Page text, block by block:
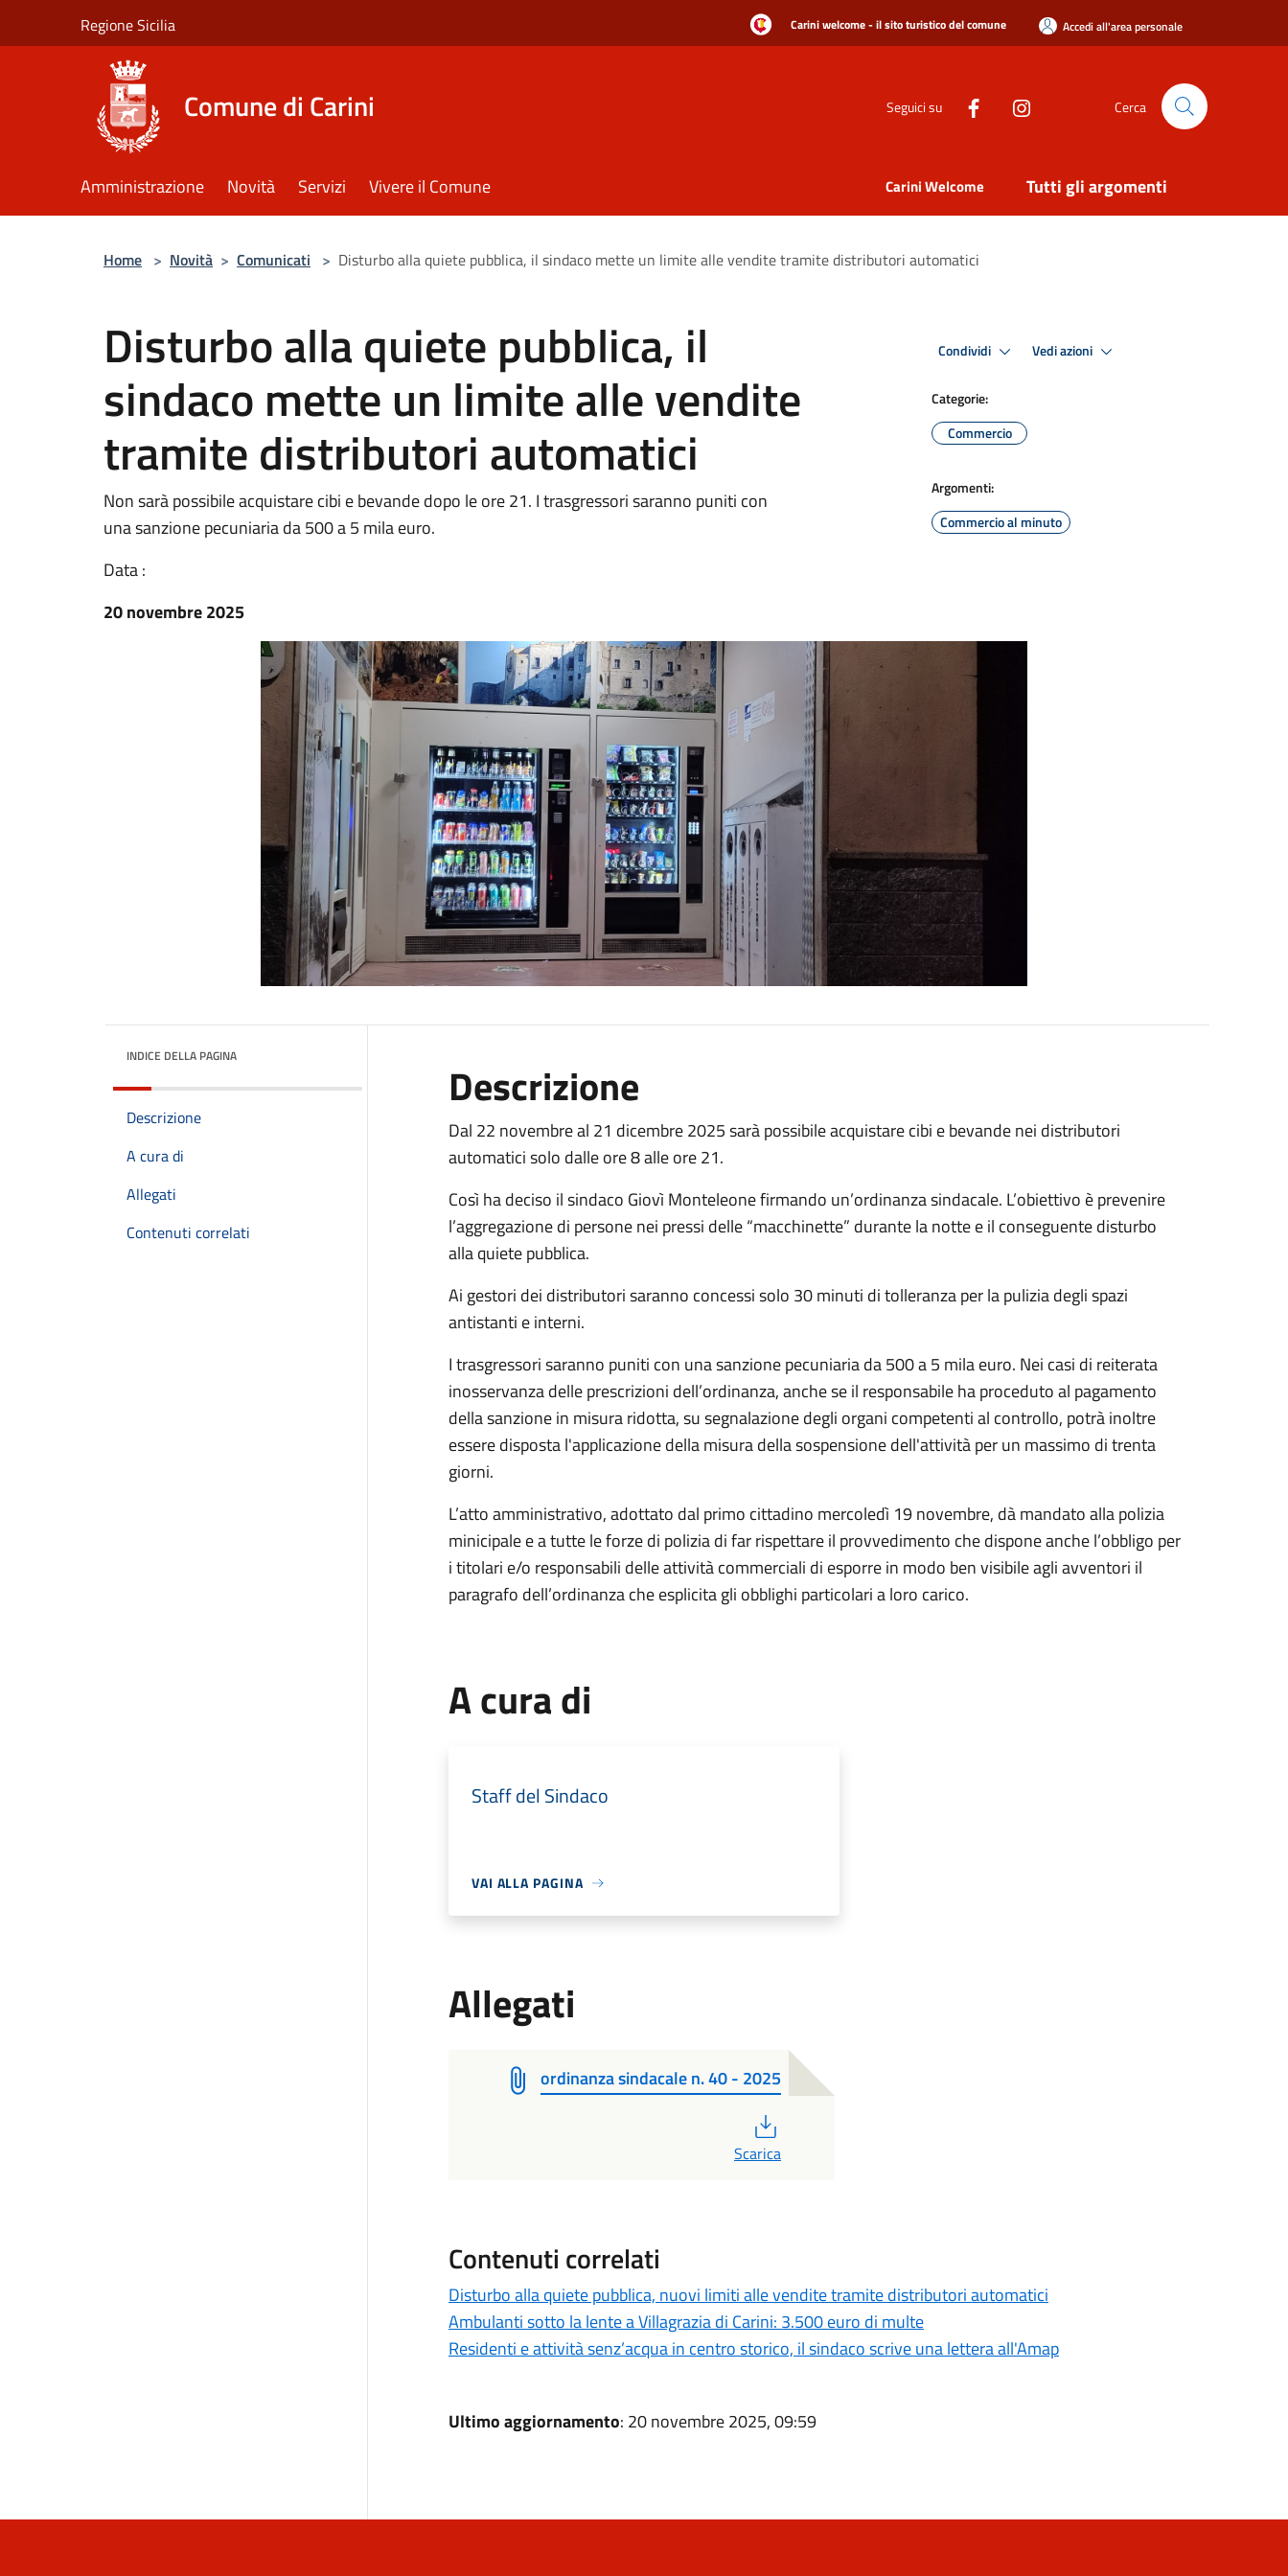
Regione Sicilia Carini welcome - il sito turistico del comune Accedi all'area personale
Comune di Carini Seguici su Cerca
Amministrazione Novità Servizi Vivere il Comune Carini Welcome Tutti gli argomenti
Home > Novità > Comunicati > Disturbo alla quiete pubblica, il sindaco mette un limite alle vendite tramite distributori automatici
Disturbo alla quiete pubblica, il
sindaco mette un limite alle vendite
tramite distributori automatici
Non sarà possibile acquistare cibi e bevande dopo le ore 21. I trasgressori saranno puniti con
una sanzione pecuniaria da 500 a 5 mila euro.
Data :
20 novembre 2025
Condividi Vedi azioni
Categorie:
Commercio
Argomenti:
Commercio al minuto
INDICE DELLA PAGINA
Descrizione
A cura di
Allegati
Contenuti correlati
Descrizione
Dal 22 novembre al 21 dicembre 2025 sarà possibile acquistare cibi e bevande nei distributori
automatici solo dalle ore 8 alle ore 21.
Così ha deciso il sindaco Giovì Monteleone firmando un’ordinanza sindacale. L’obiettivo è prevenire
l’aggregazione di persone nei pressi delle “macchinette” durante la notte e il conseguente disturbo
alla quiete pubblica.
Ai gestori dei distributori saranno concessi solo 30 minuti di tolleranza per la pulizia degli spazi
antistanti e interni.
I trasgressori saranno puniti con una sanzione pecuniaria da 500 a 5 mila euro. Nei casi di reiterata
inosservanza delle prescrizioni dell’ordinanza, anche se il responsabile ha proceduto al pagamento
della sanzione in misura ridotta, su segnalazione degli organi competenti al controllo, potrà inoltre
essere disposta l'applicazione della misura della sospensione dell'attività per un massimo di trenta
giorni.
L’atto amministrativo, adottato dal primo cittadino mercoledì 19 novembre, dà mandato alla polizia
minicipale e a tutte le forze di polizia di far rispettare il provvedimento che dispone anche l’obbligo per
i titolari e/o responsabili delle attività commerciali di esporre in modo ben visibile agli avventori il
paragrafo dell’ordinanza che esplicita gli obblighi particolari a loro carico.
A cura di
Staff del Sindaco
VAI ALLA PAGINA
Allegati
ordinanza sindacale n. 40 - 2025
Scarica
Contenuti correlati
Disturbo alla quiete pubblica, nuovi limiti alle vendite tramite distributori automatici
Ambulanti sotto la lente a Villagrazia di Carini: 3.500 euro di multe
Residenti e attività senz’acqua in centro storico, il sindaco scrive una lettera all'Amap
Ultimo aggiornamento: 20 novembre 2025, 09:59